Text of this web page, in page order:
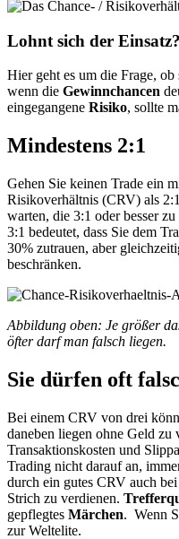
Lohnt sich der Einsatz?
Hier geht es um die Frage, ob
wenn die Gewinnchancen
eingegangene Risiko, sollte
Mindestens 2:1
Gehen Sie keinen Trade ein
Risikoverhältnis (CRV) als
warten, die 3:1 oder besser
3:1 bedeutet, dass Sie dem
30% zutrauen, aber
beschränken.
Abbildung oben: Je größer
öfter darf man falsch liegen.
Sie dürfen oft
Bei einem CRV von drei
daneben liegen ohne Geld
Transaktionskosten und
Trading nicht darauf an,
durch ein gutes CRV auch
Strich zu verdienen.
gepflegtes Märchen. Wenn
zur Weltelite.